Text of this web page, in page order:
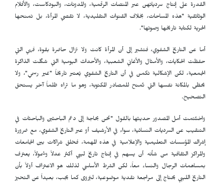
القدرة على إنتاج سردياتهن عبر المنصات الرقمية، والمدونات، والبودكاست، والأفلام
الوثائقية "هذه المساحات، بخلاف القنوات التقليدية، لا تقصي المرأة، بل تمنحها
الحرية لكتابة تاريخها وصوتها".
أما عن التاريخ الشفوي، فتشير إلى أن المرأة كانت ولا تزال حاضرة بقوة، فهي التي
حفظت الحكايات، والأمثال والأغاني الشعبية، والأحداث اليومية التي شكّلت الذاكرة
الجمعية، لكن الإشكالية تكمن في أن التاريخ الشفوي يُعتبر تاريخاً "غير رسمي"، ولا
يحظى بالمكانة نفسها التي تُمنح للمصادر المكتوبة، وهو ما تراه ظلماً آخر يستحق
التصحيح.
واختُتمت أمل المصدور حديثها بالقول "نحن بحاجة إلى دعم الباحثين والباحثات في
التنقيب عن السرديات النسائية، سواء في الأرشيف أو عبر التاريخ الشفوي، مع ضرورة
إشراك المؤسسات التعليمية والإعلامية في هذه المهمة، فخلق شراكات بين الجامعات
والمراكز الثقافية من شأنه أن يسهم في إنتاج تاريخ ليبي أكثر عدلاً وشمولاً، يعترف
بمساهمات الرجال والنساء معاً، لكن الشرط الأساسي لذلك هو الاعتراف أولاً بأن
التاريخ الليبي يحتاج إلى مراجعة نقدية موضوعية، ليُروى كما يجب، بعيداً عن التحيز